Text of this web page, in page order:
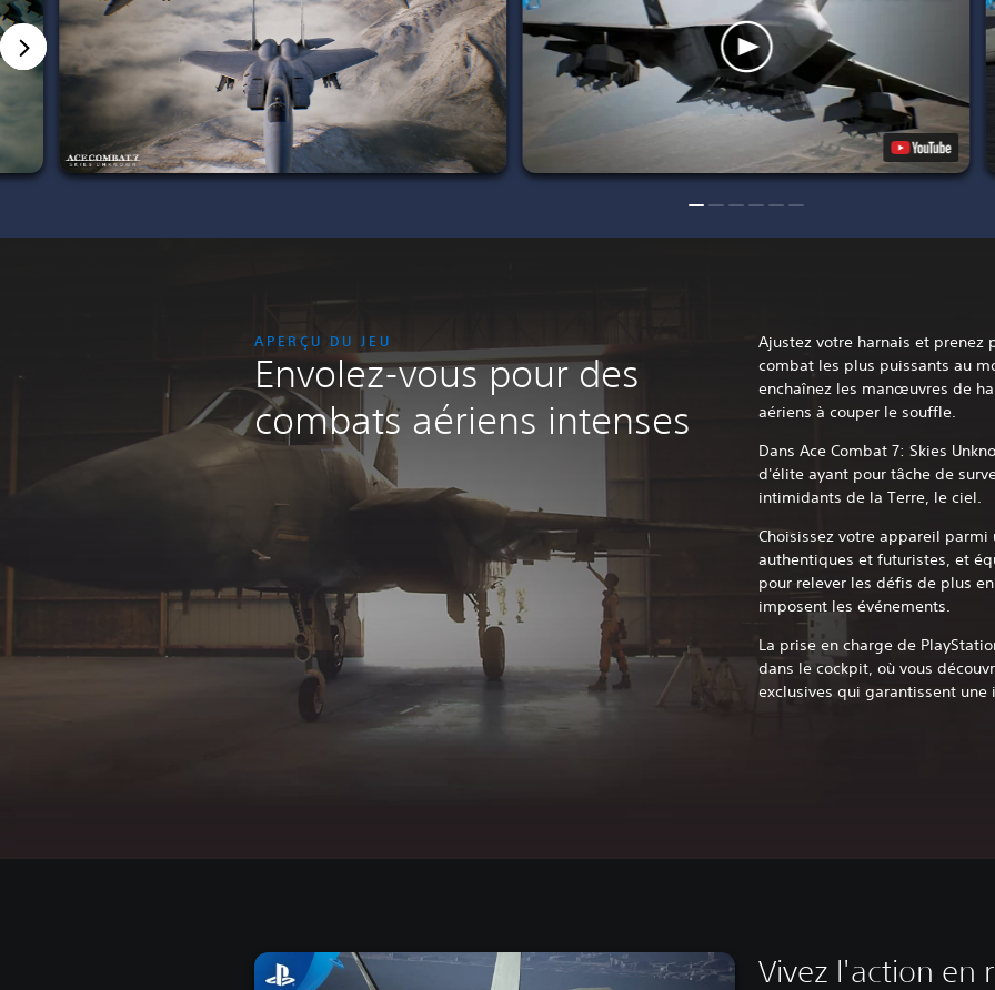
APERÇU DU JEU
Envolez-vous pour des
combats aériens intenses
Ajustez votre harnais et prenez
combat les plus puissants au
enchaînez les manœuvres de
aériens à couper le souffle.
Dans Ace Combat 7: Skies
d'élite ayant pour tâche de
intimidants de la Terre, le ciel.
Choisissez votre appareil
authentiques et futuristes, et
pour relever les défis de plus
imposent les événements.
La prise en charge de
dans le cockpit, où vous
exclusives qui garantissent
Vivez l'action en